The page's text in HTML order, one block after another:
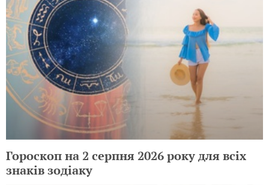
Гороскоп на 2 серпня 2026 року для всіх
знаків зодіаку